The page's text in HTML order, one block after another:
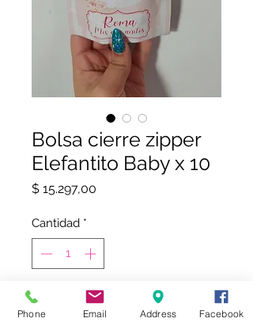
Bolsa cierre zipper
Elefantito Baby x 10
$ 15.297,00
Cantidad *
COMPRAR
Phone Email Address Facebook